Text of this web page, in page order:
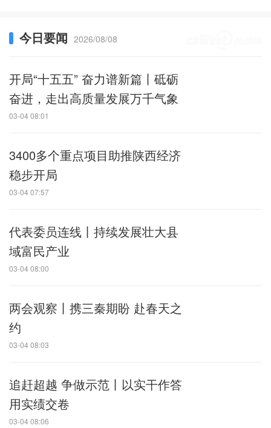
今日要闻 2026/08/08
开局“十五五” 奋力谱新篇丨砥砺
奋进，走出高质量发展万千气象
03-04 08:01
3400多个重点项目助推陕西经济
稳步开局
03-04 07:57
代表委员连线丨持续发展壮大县
域富民产业
03-04 08:00
两会观察丨携三秦期盼 赴春天之
约
03-04 08:03
追赶超越 争做示范丨以实干作答
用实绩交卷
03-04 08:06